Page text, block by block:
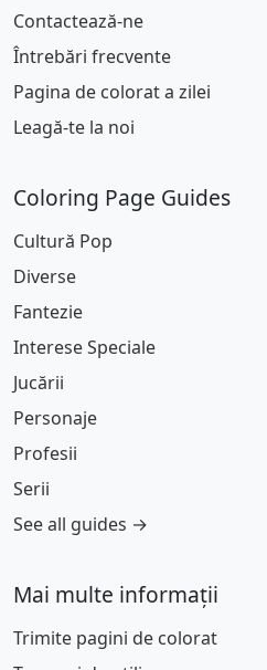
Contactează-ne
Întrebări frecvente
Pagina de colorat a zilei
Leagă-te la noi
Coloring Page Guides
Cultură Pop
Diverse
Fantezie
Interese Speciale
Jucării
Personaje
Profesii
Serii
See all guides →
Mai multe informații
Trimite pagini de colorat